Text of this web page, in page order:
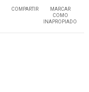
COMPARTIR
MARCAR
COMO
INAPROPIADO